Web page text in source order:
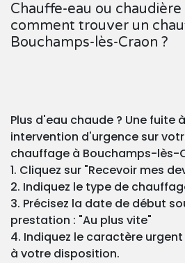
Chauffe-eau ou chaudière
comment trouver un
Bouchamps-lès-Craon ?
Plus d'eau chaude ? Une fuite
intervention d'urgence sur
chauffage à Bouchamps-lès-
1. Cliquez sur "Recevoir mes
2. Indiquez le type de
3. Précisez la date de début
prestation : "Au plus vite"
4. Indiquez le caractère
à votre disposition.